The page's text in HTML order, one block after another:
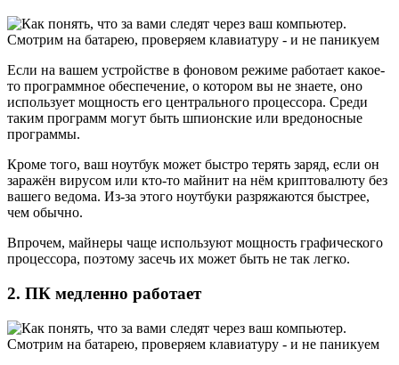
Если на вашем устройстве в фоновом режиме работает какое-
то программное обеспечение, о котором вы не знаете, оно
использует мощность его центрального процессора. Среди
таким программ могут быть шпионские или вредоносные
программы.
Кроме того, ваш ноутбук может быстро терять заряд, если он
заражён вирусом или кто-то майнит на нём криптовалюту без
вашего ведома. Из-за этого ноутбуки разряжаются быстрее,
чем обычно.
Впрочем, майнеры чаще используют мощность графического
процессора, поэтому засечь их может быть не так легко.
2. ПК медленно работает